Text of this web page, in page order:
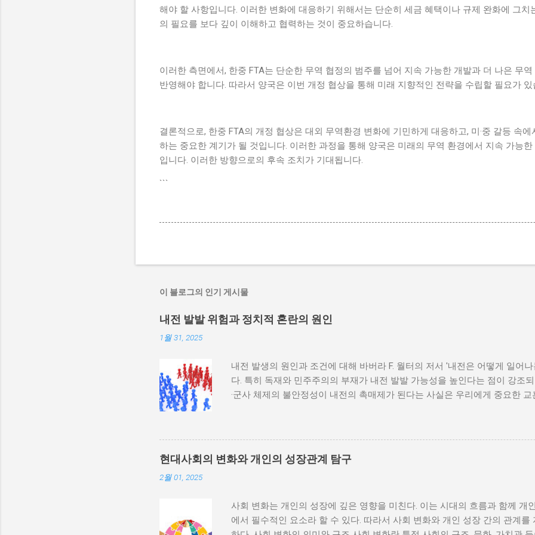
해야 할 사항입니다. 이러한 변화에 대응하기 위해서는 단순히 세금 혜택이나 규제 완화에 그치
의 필요를 보다 깊이 이해하고 협력하는 것이 중요하습니다.
이러한 측면에서, 한중 FTA는 단순한 무역 협정의 범주를 넘어 지속 가능한 개발과 더 나은 무
반영해야 합니다. 따라서 양국은 이번 개정 협상을 통해 미래 지향적인 전략을 수립할 필요가 있
결론적으로, 한중 FTA의 개정 협상은 대외 무역환경 변화에 기민하게 대응하고, 미·중 갈등 속
하는 중요한 계기가 될 것입니다. 이러한 과정을 통해 양국은 미래의 무역 환경에서 지속 가능
입니다. 이러한 방향으로의 후속 조치가 기대됩니다.
```
이 블로그의 인기 게시물
내전 발발 위험과 정치적 혼란의 원인
1월 31, 2025
내전 발생의 원인과 조건에 대해 바버라 F. 월터의 저서 '내전은 어떻게 일어
다. 특히 독재와 민주주의의 부재가 내전 발발 가능성을 높인다는 점이 강조
·군사 체제의 불안정성이 내전의 촉매제가 된다는 사실은 우리에게 중요한
다. 이와 같은 경우, 국민들은 정부에 대한 불만을 느끼고, 체제 전복을 위해
부 활동을 시작할 수 있다. 역사적으로도 정치적 불안정성이 높은 국가에서
많다. 이러한 비극적인 상황을 방지하기 위해서는 먼저 정치 체제를 안정시
속에서 고통받게 되면, 사회적 불만이 쌓이기 마련이다. 이와 같은 경제적 상
적 세력화를 야기하며, 이를 통해 정부에 대한 반발이 촉발된다. 성장은 불균
현대사회의 변화와 개인의 성장관계 탐구
2월 01, 2025
사회 변화는 개인의 성장에 깊은 영향을 미친다. 이는 시대의 흐름과 함께 개
에서 필수적인 요소라 할 수 있다. 따라서 사회 변화와 개인 성장 간의 관계를